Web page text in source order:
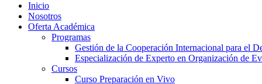
Inicio
Nosotros
Oferta Académica
Programas
Gestión de la Cooperación Internacional para el
Especialización de Experto en Organización de
Cursos
Curso Preparación en Vivo